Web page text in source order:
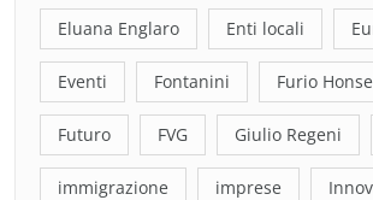
Eluana Englaro Enti locali
Eventi Fontanini Furio
Futuro FVG Giulio Regeni
immigrazione imprese